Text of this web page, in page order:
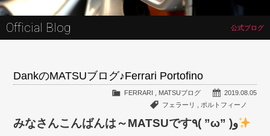
Official Blog 公式ブログ
DankのMATSUブログ♪Ferrari Portofino
2019.08.05
FERRARI
MATSUブログ
フェラーリ
ポルトフィーノ
みなさんこんばんは～MATSUです٩( ”ω” )و